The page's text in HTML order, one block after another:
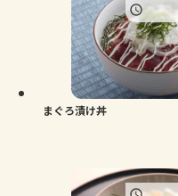
まぐろ漬け丼